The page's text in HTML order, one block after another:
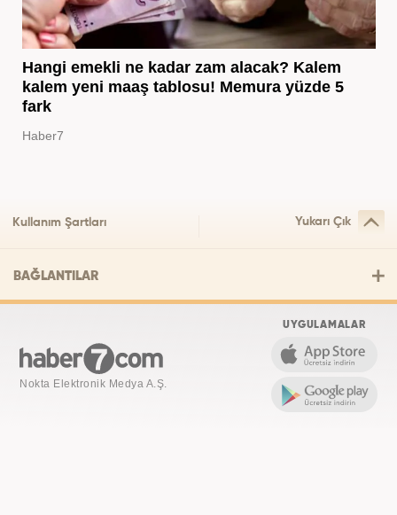
Hangi emekli ne kadar zam alacak? Kalem
kalem yeni maaş tablosu! Memura yüzde 5
fark
Haber7
Kullanım Şartları Yukarı Çık
BAĞLANTILAR
Nokta Elektronik Medya A.Ş.
UYGULAMALAR